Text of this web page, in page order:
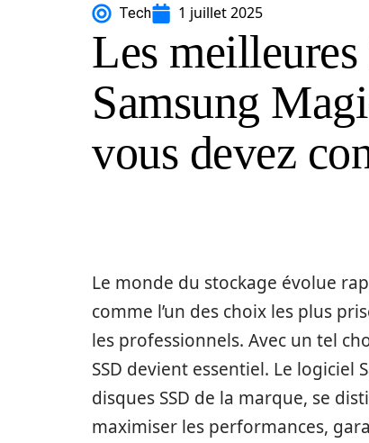
Tech 1 juillet 2025
Les
Samsung
vous devez
Le monde du stockage évolue
comme l’un des choix les plus
les professionnels. Avec un tel
SSD devient essentiel. Le
disques SSD de la marque, se
maximiser les performances,